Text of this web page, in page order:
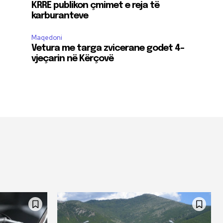
KRRE publikon çmimet e reja të
karburanteve
Maqedoni
Vetura me targa zvicerane godet 4-
vjeçarin në Kërçovë